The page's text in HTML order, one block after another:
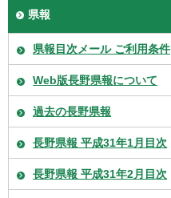
県報
県報目次メール ご利用条件
Web版長野県報について
過去の長野県報
長野県報 平成31年1月目次
長野県報 平成31年2月目次